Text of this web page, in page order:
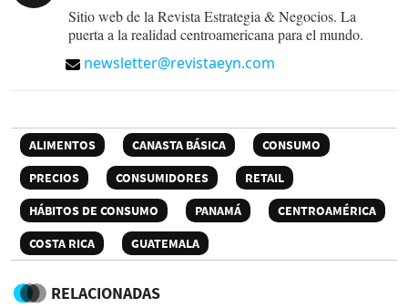
Sitio web de la Revista Estrategia & Negocios. La
puerta a la realidad centroamericana para el mundo.
newsletter@revistaeyn.com
ALIMENTOS CANASTA BÁSICA
CONSUMO
PRECIOS
CONSUMIDORES
RETAIL
HÁBITOS DE CONSUMO
PANAMÁ
CENTROAMÉRICA
COSTA RICA
GUATEMALA
RELACIONADAS